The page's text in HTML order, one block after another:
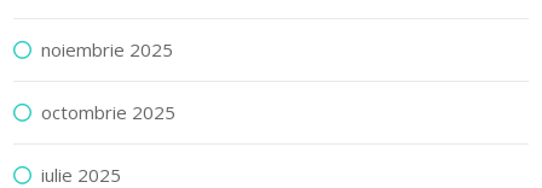
noiembrie 2025
octombrie 2025
iulie 2025